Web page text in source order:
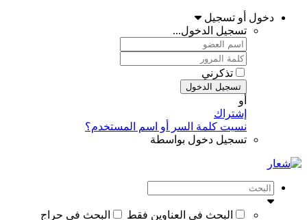
دخول أو تسجيل
تسجيل الدخول...
تذكرني
تسجيل الدخول
أو
إشتراك
نسيت كلمة السر أو اسم المستخدم؟
تسجيل دخول بواسطة
البحث في العناوين فقط
البحث في حراج